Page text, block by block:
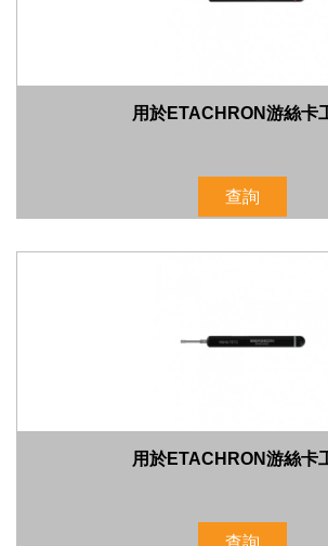
用於ETACHRON游絲卡
查詢
用於ETACHRON游絲卡
查詢